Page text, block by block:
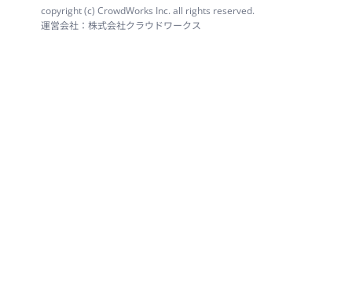
copyright (c) CrowdWorks Inc. all rights reserved.
運営会社：株式会社クラウドワークス